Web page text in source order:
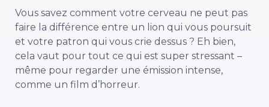
Vous savez comment votre cerveau ne peut pas
faire la différence entre un lion qui vous poursuit
et votre patron qui vous crie dessus ? Eh bien,
cela vaut pour tout ce qui est super stressant –
même pour regarder une émission intense,
comme un film d’horreur.